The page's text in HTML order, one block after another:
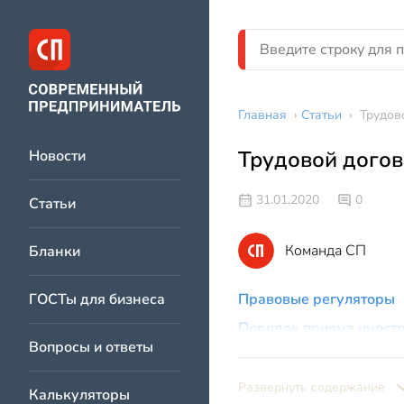
Новости
Статьи
Бланки
ГОСТы для бизнеса
Вопросы и ответы
Калькуляторы
Главная › Статьи ›
Трудовой
31.01.2020 0
Команда СП
Правовые регуляторы
Порядок приема
Трудовые договоры с
Образец ТД с
Развернуть содержание